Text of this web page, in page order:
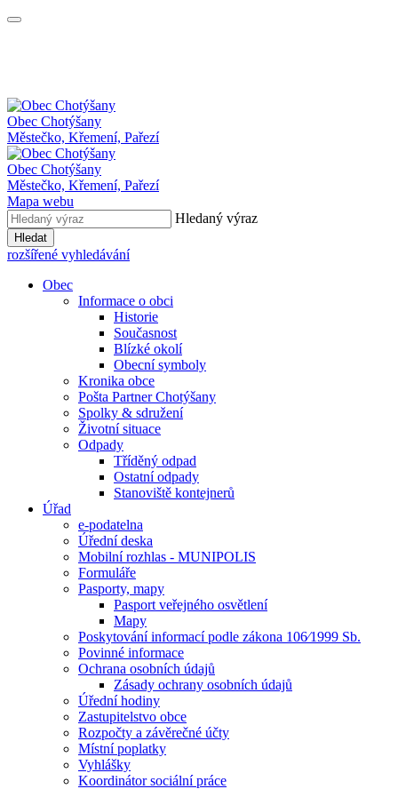
Obec Chotýšany
Městečko, Křemení, Pařezí
Obec Chotýšany
Městečko, Křemení, Pařezí
Mapa webu
Hledaný výraz
Hledat
rozšířené vyhledávání
Obec
Informace o obci
Historie
Současnost
Blízké okolí
Obecní symboly
Kronika obce
Pošta Partner Chotýšany
Spolky & sdružení
Životní situace
Odpady
Tříděný odpad
Ostatní odpady
Stanoviště kontejnerů
Úřad
e-podatelna
Úřední deska
Mobilní rozhlas - MUNIPOLIS
Formuláře
Pasporty, mapy
Pasport veřejného osvětlení
Mapy
Poskytování informací podle zákona 106⁄1999 Sb.
Povinné informace
Ochrana osobních údajů
Zásady ochrany osobních údajů
Úřední hodiny
Zastupitelstvo obce
Rozpočty a závěrečné účty
Místní poplatky
Vyhlášky
Koordinátor sociální práce